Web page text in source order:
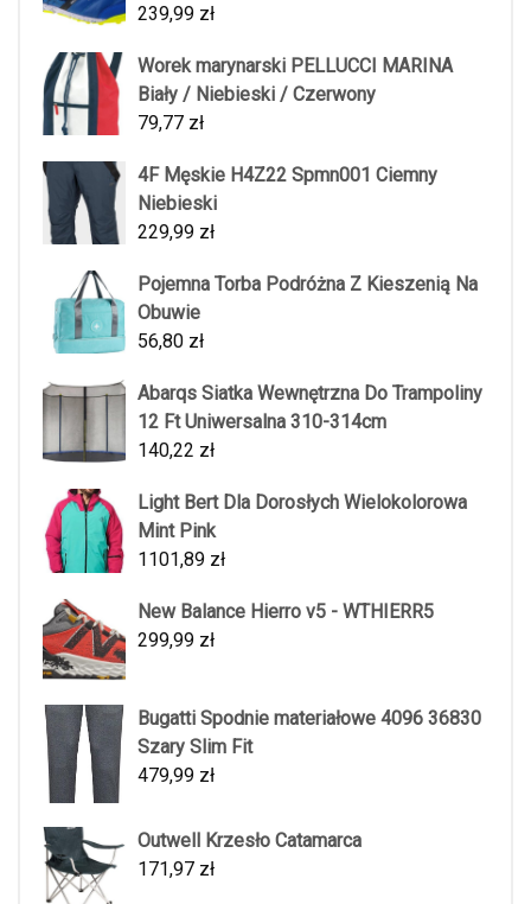
239,99 zł
Worek marynarski PELLUCCI MARINA
Biały / Niebieski / Czerwony
79,77 zł
4F Męskie H4Z22 Spmn001 Ciemny
Niebieski
229,99 zł
Pojemna Torba Podróżna Z Kieszenią Na
Obuwie
56,80 zł
Abarqs Siatka Wewnętrzna Do Trampoliny
12 Ft Uniwersalna 310-314cm
140,22 zł
Light Bert Dla Dorosłych Wielokolorowa
Mint Pink
1101,89 zł
New Balance Hierro v5 - WTHIERR5
299,99 zł
Bugatti Spodnie materiałowe 4096 36830
Szary Slim Fit
479,99 zł
Outwell Krzesło Catamarca
171,97 zł